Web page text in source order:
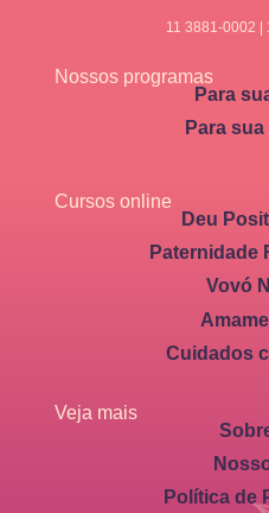
11 3881-0002 |
Nossos programas
Para
Para
Cursos online
Deu
Paternidade
Vovó
Cuidados
Veja mais
Política de